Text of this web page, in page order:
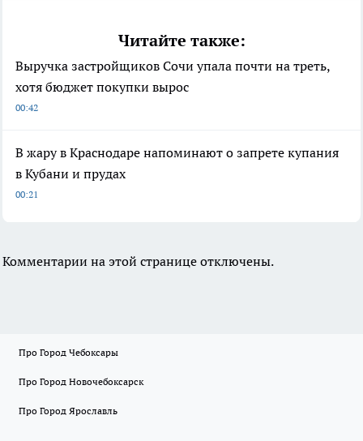
Читайте также:
Выручка застройщиков Сочи упала почти на треть,
хотя бюджет покупки вырос
00:42
В жару в Краснодаре напоминают о запрете купания
в Кубани и прудах
00:21
Комментарии на этой странице отключены.
Про Город Чебоксары
Про Город Новочебоксарск
Про Город Ярославль